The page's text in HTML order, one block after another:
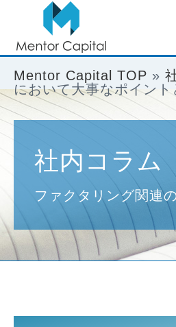
Mentor Capital TOP »
において大事なポイント
社内コラム
ファクタリング関連